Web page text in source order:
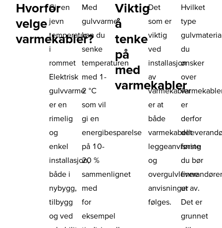
Hvorfor
velge
varmekabler?
Gir en
jevn
temperatur
i
rommet
Elektrisk
gulvvarme
er en
rimelig
og
enkel
installasjon,
både i
nybygg,
tilbygg
og ved
Med
gulvvarme
kan du
senke
temperaturen
med 1-
2 °C
som vil
gi en
energibesparelse
på 10-
20 %
sammenlignet
med
for
eksempel
Viktig
å
tenke
på
med
varmekabler
Det
som er
viktig
ved
installasjon
av
varmekabler
er at
både
leggeanvisning
og
anvisninger
følges.
Hvilket
type
du
ønsker
over
er
derfor
det
første
du bør
finne
ut av.
Det er
grunnet